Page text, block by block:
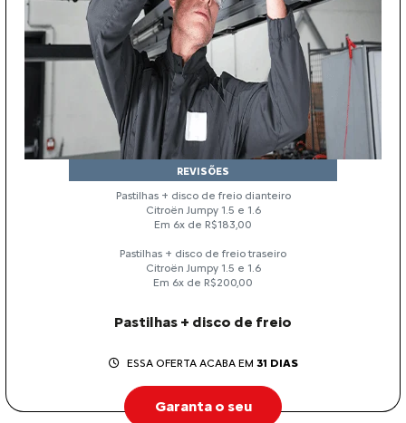
Pastilhas + disco de freio
REVISÕES
Pastilhas + disco de freio dianteiro
Citroën Jumpy 1.5 e 1.6
Em 6x de R$183,00
Pastilhas + disco de freio traseiro
Citroën Jumpy 1.5 e 1.6
Em 6x de R$200,00
ESSA OFERTA ACABA EM 31 DIAS
Garanta o seu